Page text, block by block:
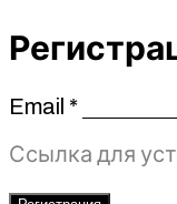
Email *
Ссылка для